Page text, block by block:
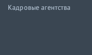
Кадровые агентства